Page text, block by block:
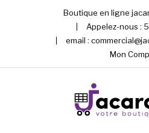
Boutique en ligne
Appelez-nous :
email :
Mon